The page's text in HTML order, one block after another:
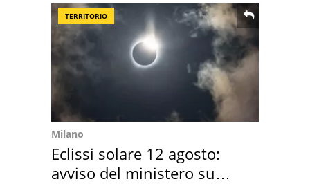
TERRITORIO
Milano
Eclissi solare 12 agosto:
avviso del ministero su